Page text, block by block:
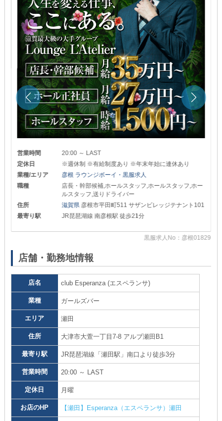
営業時間
20:00 ～ LAST
定休日
※週休制 ※有給制度あり ※年末年始に連休あり
業種/エリア
彦根 ラウンジボーイ・黒服求人
職種
店長・幹部候補,ホールスタッフ,ホールスタッフ,ホー
ルスタッフ,送りドライバー
住所
滋賀県 彦根市平田町511 サザンビレッジテナント101
最寄り駅
JR琵琶湖線 南彦根駅 徒歩21分
黒服求人No：彦根01829
店舗・勤務地情報
店名 club Esperanza (エスペランサ)
業種 ガールズバー
エリア 瀬田
住所 大津市大萱一丁目7-8 アルブ瀬田B1
最寄り駅 JR琵琶湖線「瀬田駅」南口より徒歩3分
営業時間 20:00 ～ LAST
定休日 月曜
お店のHP 【瀬田】Esperanza（エスペランサ）瀬田